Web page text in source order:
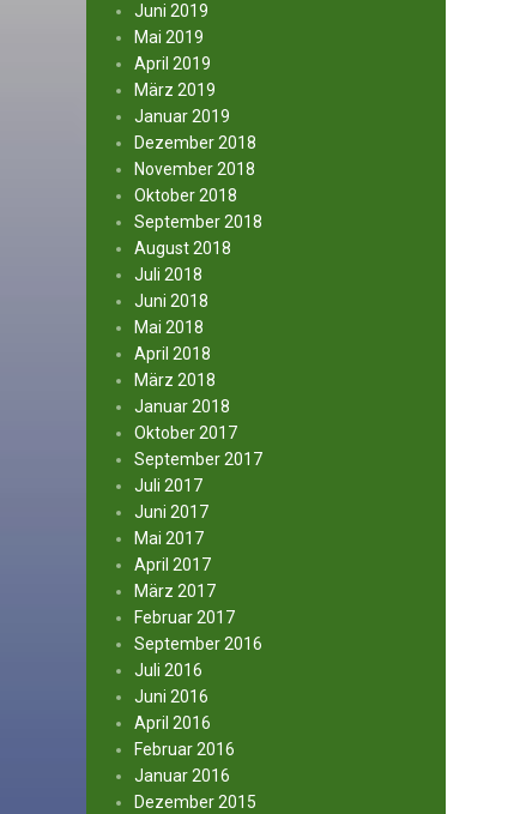
Juni 2019
Mai 2019
April 2019
März 2019
Januar 2019
Dezember 2018
November 2018
Oktober 2018
September 2018
August 2018
Juli 2018
Juni 2018
Mai 2018
April 2018
März 2018
Januar 2018
Oktober 2017
September 2017
Juli 2017
Juni 2017
Mai 2017
April 2017
März 2017
Februar 2017
September 2016
Juli 2016
Juni 2016
April 2016
Februar 2016
Januar 2016
Dezember 2015